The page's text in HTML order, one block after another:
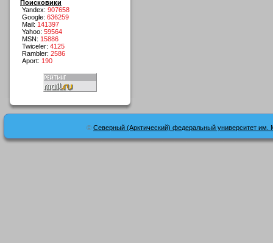
Поисковики
Yandex: 907658
Google: 636259
Mail: 141397
Yahoo: 59564
MSN: 15886
Twiceler: 4125
Rambler: 2586
Aport: 190
© Северный (Арктический) федеральный университет